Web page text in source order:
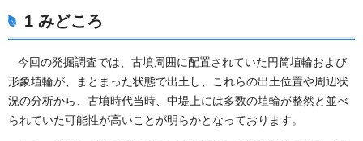
1 みどころ
今回の発掘調査では、古墳周囲に配置されていた円筒埴輪および
形象埴輪が、まとまった状態で出土し、これらの出土位置や周辺状
況の分析から、古墳時代当時、中堤上には多数の埴輪が整然と並べ
られていた可能性が高いことが明らかとなっております。